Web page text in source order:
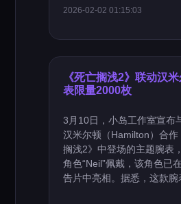
2026-02-02 01:15:03
《死亡搁浅2》联动汉
表限量2000枚
3月10日，小岛工作室宣布
汉米尔顿（Hamilton）合作
搁浅2》中登场的主题腕表
角色“Neil”佩戴，该角色已
告片中亮相。据悉，这款腕